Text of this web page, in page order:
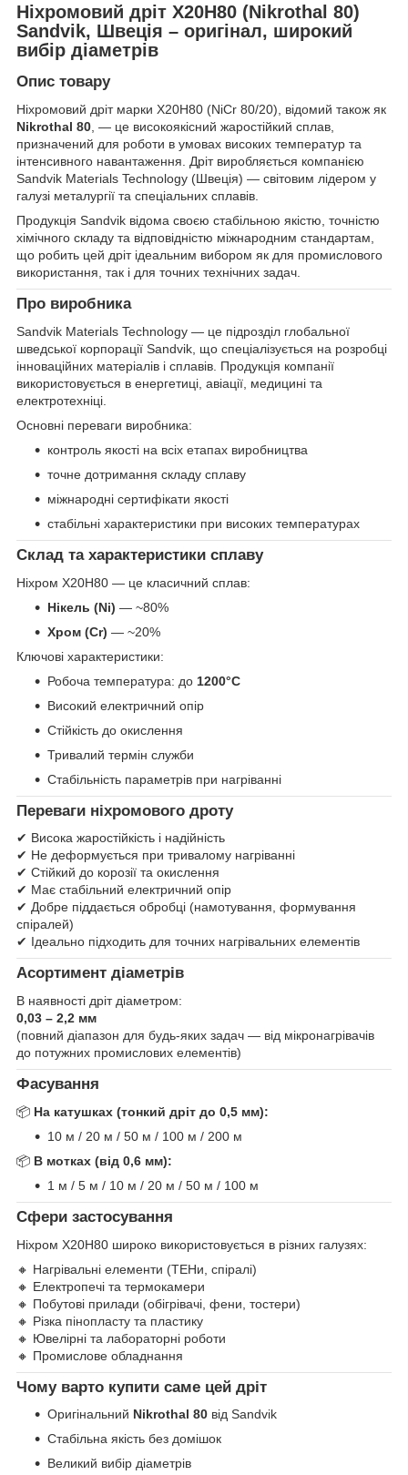
Ніхромовий дріт Х20Н80 (Nikrothal 80)
Sandvik, Швеція – оригінал, широкий
вибір діаметрів
Опис товару
Ніхромовий дріт марки Х20Н80 (NiCr 80/20), відомий також як
Nikrothal 80, — це високоякісний жаростійкий сплав,
призначений для роботи в умовах високих температур та
інтенсивного навантаження. Дріт виробляється компанією
Sandvik Materials Technology (Швеція) — світовим лідером у
галузі металургії та спеціальних сплавів.
Продукція Sandvik відома своєю стабільною якістю, точністю
хімічного складу та відповідністю міжнародним стандартам,
що робить цей дріт ідеальним вибором як для промислового
використання, так і для точних технічних задач.
Про виробника
Sandvik Materials Technology — це підрозділ глобальної
шведської корпорації Sandvik, що спеціалізується на розробці
інноваційних матеріалів і сплавів. Продукція компанії
використовується в енергетиці, авіації, медицині та
електротехніці.
Основні переваги виробника:
контроль якості на всіх етапах виробництва
точне дотримання складу сплаву
міжнародні сертифікати якості
стабільні характеристики при високих температурах
Склад та характеристики сплаву
Ніхром Х20Н80 — це класичний сплав:
Нікель (Ni) — ~80%
Хром (Cr) — ~20%
Ключові характеристики:
Робоча температура: до 1200°C
Високий електричний опір
Стійкість до окислення
Тривалий термін служби
Стабільність параметрів при нагріванні
Переваги ніхромового дроту
✔ Висока жаростійкість і надійність
✔ Не деформується при тривалому нагріванні
✔ Стійкий до корозії та окислення
✔ Має стабільний електричний опір
✔ Добре піддається обробці (намотування, формування
спіралей)
✔ Ідеально підходить для точних нагрівальних елементів
Асортимент діаметрів
В наявності дріт діаметром:
0,03 – 2,2 мм
(повний діапазон для будь-яких задач — від мікронагрівачів
до потужних промислових елементів)
Фасування
📦 На катушках (тонкий дріт до 0,5 мм):
10 м / 20 м / 50 м / 100 м / 200 м
📦 В мотках (від 0,6 мм):
1 м / 5 м / 10 м / 20 м / 50 м / 100 м
Сфери застосування
Ніхром Х20Н80 широко використовується в різних галузях:
🔸 Нагрівальні елементи (ТЕНи, спіралі)
🔸 Електропечі та термокамери
🔸 Побутові прилади (обігрівачі, фени, тостери)
🔸 Різка пінопласту та пластику
🔸 Ювелірні та лабораторні роботи
🔸 Промислове обладнання
Чому варто купити саме цей дріт
Оригінальний Nikrothal 80 від Sandvik
Стабільна якість без домішок
Великий вибір діаметрів